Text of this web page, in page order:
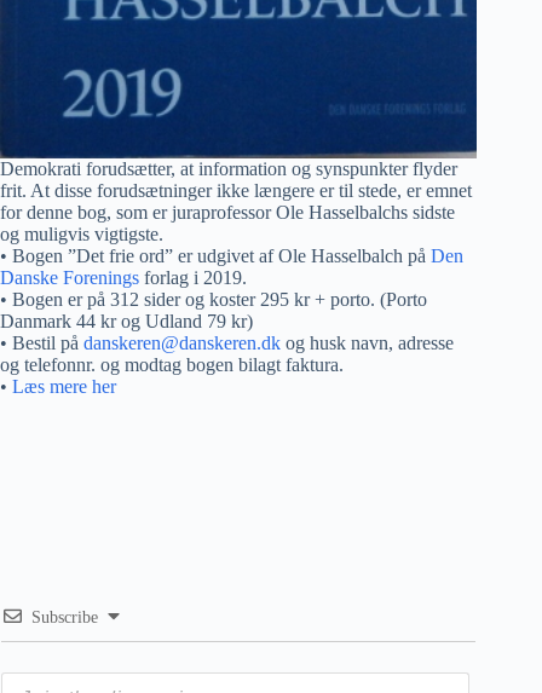
Demokrati forudsætter, at information og synspunkter flyder
frit. At disse forudsætninger ikke længere er til stede, er emnet
for denne bog, som er juraprofessor Ole Hasselbalchs sidste
og muligvis vigtigste.
• Bogen ”Det frie ord” er udgivet af Ole Hasselbalch på Den
Danske Forenings forlag i 2019.
• Bogen er på 312 sider og koster 295 kr + porto. (Porto
Danmark 44 kr og Udland 79 kr)
• Bestil på danskeren@danskeren.dk og husk navn, adresse
og telefonnr. og modtag bogen bilagt faktura.
• Læs mere her
Subscribe